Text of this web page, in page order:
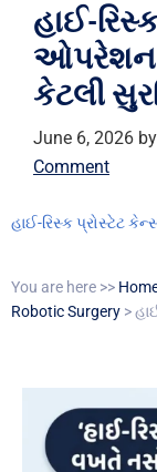
હાઈ-
ઓપરેશન
કેટલી
June 6, 2026 by
Comment
હાઈ-રિસ્ક પ્રોસ્ટેટ
You are here >>
Robotic Surgery >